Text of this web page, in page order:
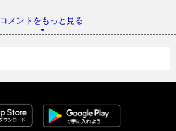
コメントをもっと見る